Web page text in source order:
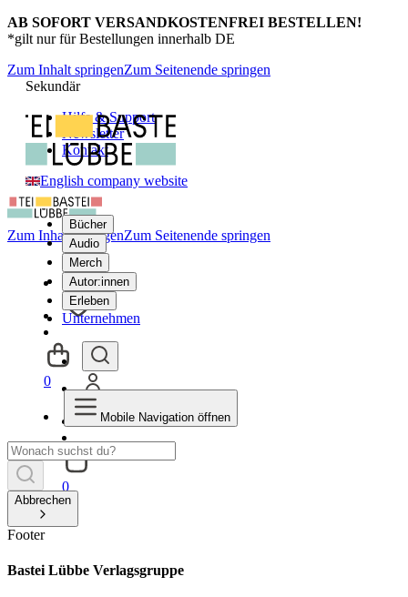
AB SOFORT VERSANDKOSTENFREI BESTELLEN!
*gilt nur für Bestellungen innerhalb DE
Zum Inhalt springenZum Seitenende springen
Sekundär
Hilfe & Support
Newsletter
Kontakt
English company website
Bücher
Audio
Merch
Autor:innen
Erleben
Unternehmen
0
Zum Inhalt springenZum Seitenende springen
0
Mobile Navigation öffnen
Abbrechen
Footer
Bastei Lübbe Verlagsgruppe